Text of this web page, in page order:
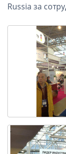
Russia за